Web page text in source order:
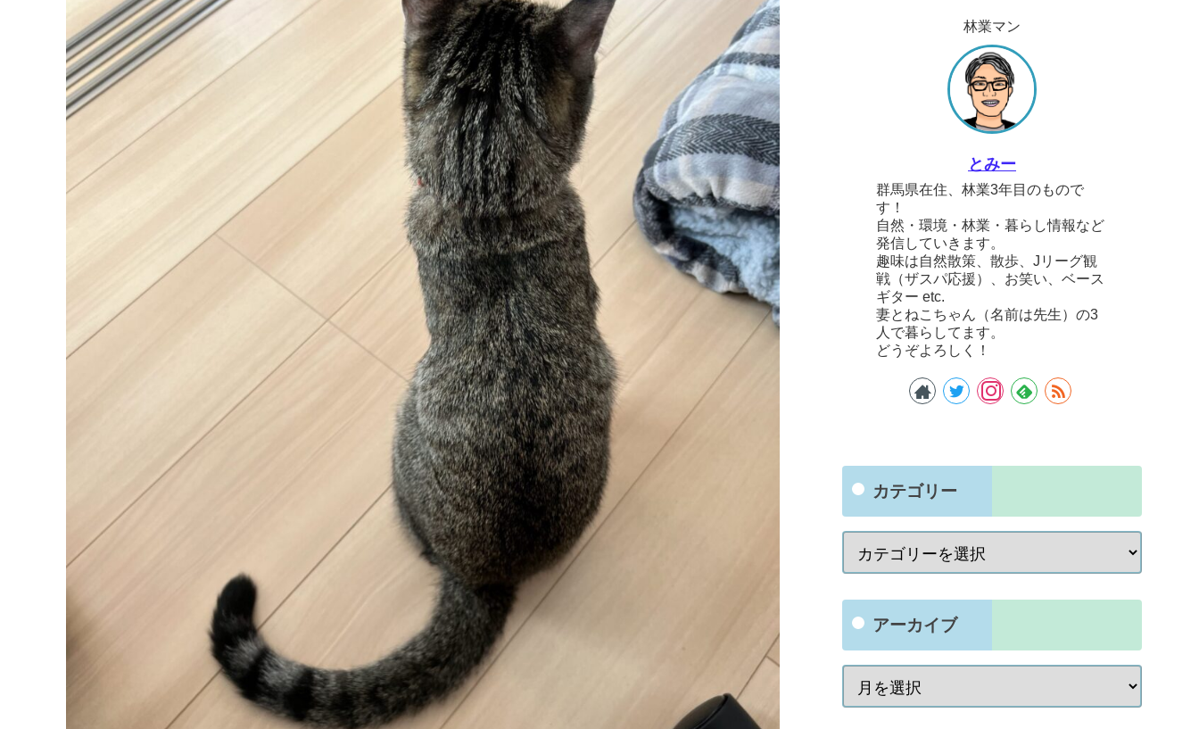
林業マン
とみー
群馬県在住、林業3年目のもので
す！
自然・環境・林業・暮らし情報など
発信していきます。
趣味は自然散策、散歩、Jリーグ観
戦（ザスパ応援）、お笑い、ベース
ギター etc.
妻とねこちゃん（名前は先生）の3
人で暮らしてます。
どうぞよろしく！
カテゴリー
アーカイブ